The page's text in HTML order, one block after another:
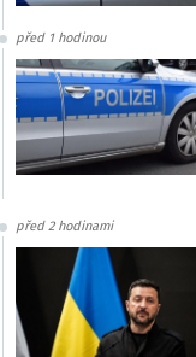
před 1 hodinou
před 2 hodinami